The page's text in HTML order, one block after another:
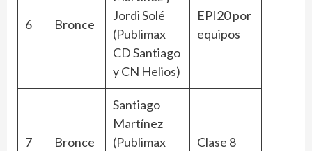
6 Bronce
Jordi Solé
(Publimax
CD Santiago
y CN Helios)
EPI20 por
equipos
7 Bronce
Santiago
Martínez
(Publimax
Clase 8